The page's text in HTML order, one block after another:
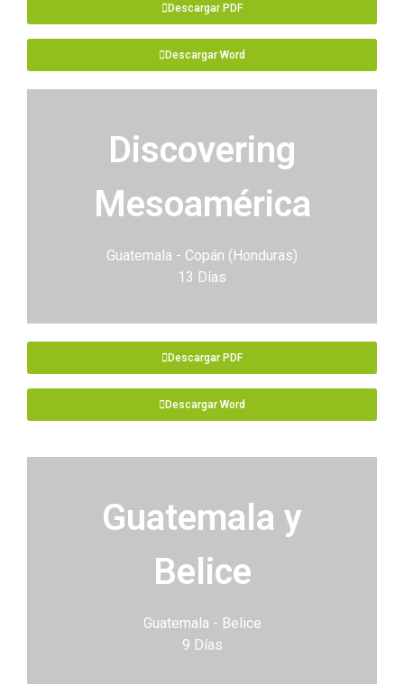
Descargar PDF
Descargar Word
Discovering
Mesoamérica
Guatemala - Copán (Honduras)
13 Días
Descargar PDF
Descargar Word
Guatemala y
Belice
Guatemala - Belice
9 Días